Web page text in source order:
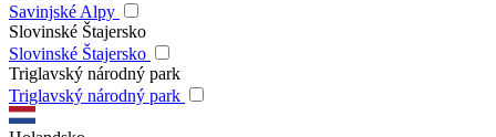
Savinjské Alpy
Slovinské Štajersko
Slovinské Štajersko
Triglavský národný park
Triglavský národný park